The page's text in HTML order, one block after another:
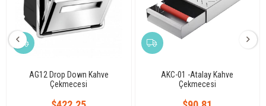
AG12 Drop Down Kahve
Çekmecesi
AKC-01 -Atalay Kahve
Çekmecesi